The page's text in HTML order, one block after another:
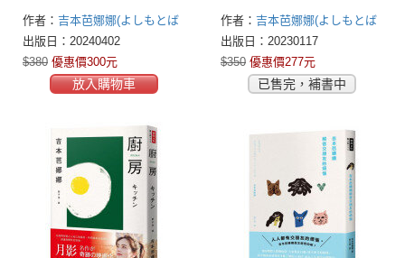
作者： 吉本芭娜娜(よしもとば
なな)
出版日：20240402
$380 優惠價300元
放入購物車
作者： 吉本芭娜娜(よしもとば
なな)
出版日：20230117
$350 優惠價277元
已售完，補書中